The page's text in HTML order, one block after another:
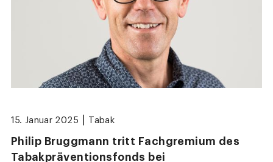
15. Januar 2025 Tabak
Philip Bruggmann tritt Fachgremium des
Tabakpräventionsfonds bei